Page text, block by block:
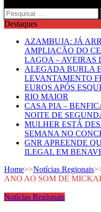
Pesquisar
por:
Destaques
AZAMBUJA: JÁ
AMPLIAÇÃO DO
LAGOA – AVEIRAS
ALEGADA BURLA
LEVANTAMENTO
EUROS APÓS
RIO MAIOR
CASA PIA –
NOITE DE
MULHER ESTÁ
SEMANA NO
GNR APREENDE
ILEGAL EM
Home>>Notícias Regionais
ANO AO SOM DE
Notícias Regionais